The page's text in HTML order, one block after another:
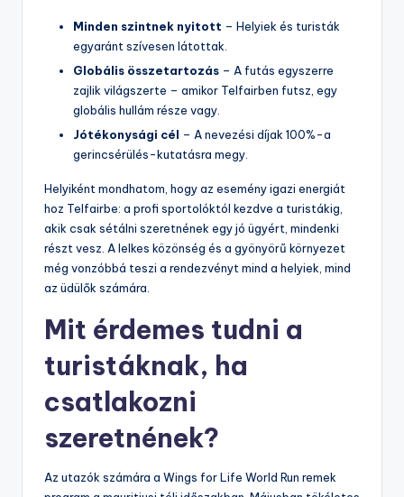
Minden szintnek nyitott – Helyiek és turisták
egyaránt szívesen látottak.
Globális összetartozás – A futás egyszerre
zajlik világszerte – amikor Telfairben futsz, egy
globális hullám része vagy.
Jótékonysági cél – A nevezési díjak 100%-a
gerincsérülés-kutatásra megy.
Helyiként mondhatom, hogy az esemény igazi energiát
hoz Telfairbe: a profi sportolóktól kezdve a turistákig,
akik csak sétálni szeretnének egy jó ügyért, mindenki
részt vesz. A lelkes közönség és a gyönyörű környezet
még vonzóbbá teszi a rendezvényt mind a helyiek, mind
az üdülők számára.
Mit érdemes tudni a
turistáknak, ha
csatlakozni
szeretnének?
Az utazók számára a Wings for Life World Run remek